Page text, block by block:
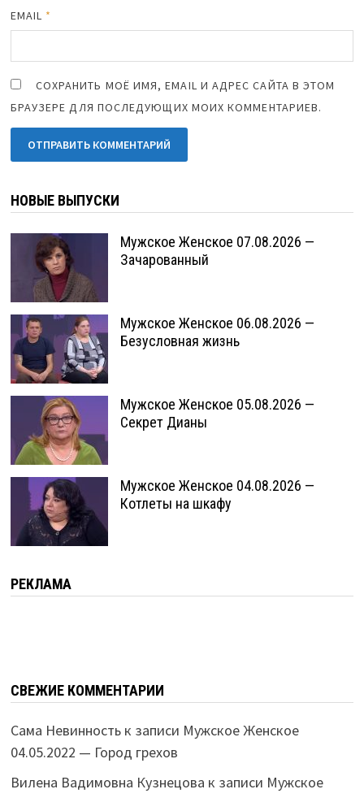
EMAIL *
СОХРАНИТЬ МОЁ ИМЯ, EMAIL И АДРЕС САЙТА В ЭТОМ
БРАУЗЕРЕ ДЛЯ ПОСЛЕДУЮЩИХ МОИХ КОММЕНТАРИЕВ.
НОВЫЕ ВЫПУСКИ
Мужское Женское 07.08.2026 —
Зачарованный
Мужское Женское 06.08.2026 —
Безусловная жизнь
Мужское Женское 05.08.2026 —
Секрет Дианы
Мужское Женское 04.08.2026 —
Котлеты на шкафу
РЕКЛАМА
СВЕЖИЕ КОММЕНТАРИИ
Сама Невинностьк записи Мужское Женское
04.05.2022 — Город грехов
Вилена Вадимовна Кузнецова к записи Мужское